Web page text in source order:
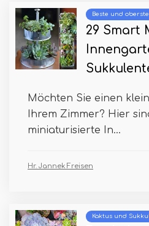
Beste und
29 Smart
Möchten Sie einen
Ihrem Zimmer? Hier
miniaturisierte In...
Hr. Jannek Freisen
Kaktus und